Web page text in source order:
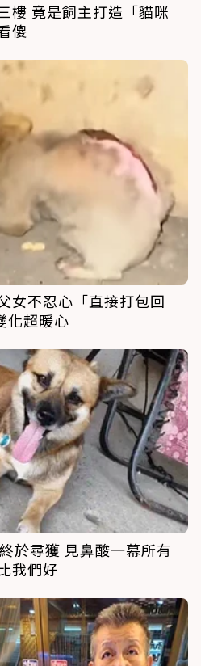
樓 竟是飼主打造「貓咪
傻
女不忍心「直接打包回
化超暖心
於尋獲 見鼻酸一幕所有
我們好